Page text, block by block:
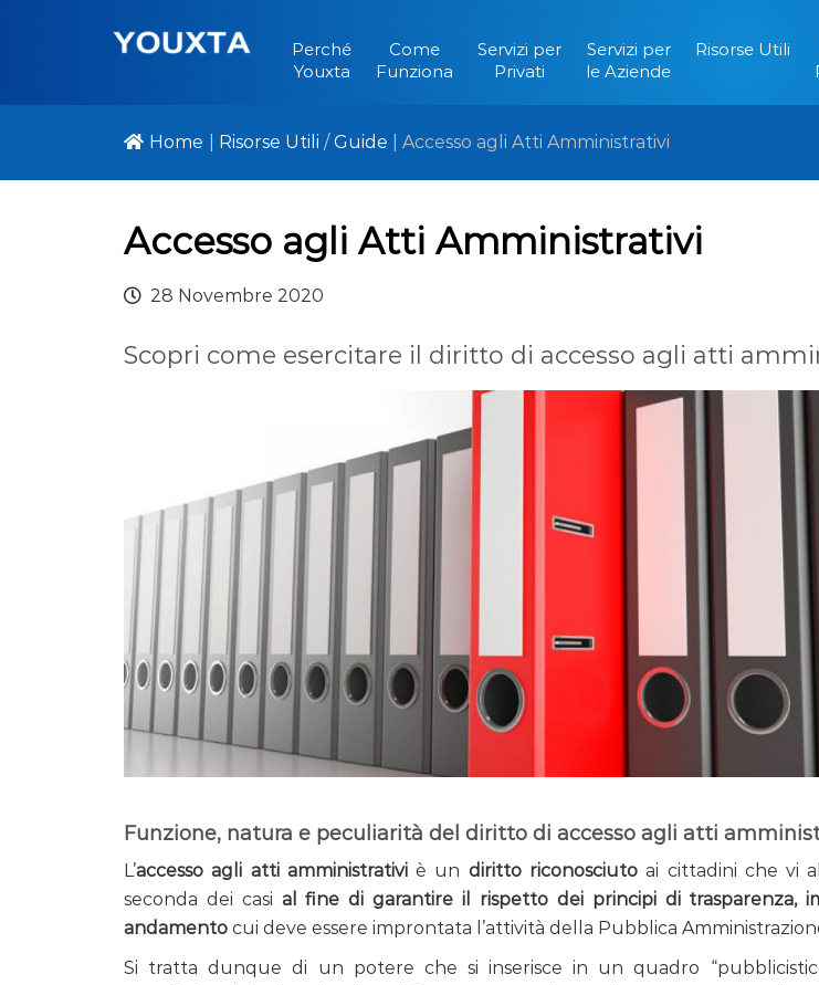
Perché
Youxta
Come
Funziona
Servizi per
Privati
Servizi per
le Aziende
Risorse Utili
Home Risorse Utili / Guide Accesso agli Atti Amministrativi
Accesso agli Atti Amministrativi
28 Novembre 2020
Scopri come esercitare il diritto di accesso agli atti
Funzione, natura e peculiarità del diritto di accesso agli atti
L’accesso agli atti amministrativiè un diritto riconosciuto ai cittadini che vi
seconda dei casi al fine di garantire il rispetto dei principi di trasparenza,
andamento cui deve essere improntata l’attività della Pubblica
Si tratta dunque di un potere che si inserisce in un quadro